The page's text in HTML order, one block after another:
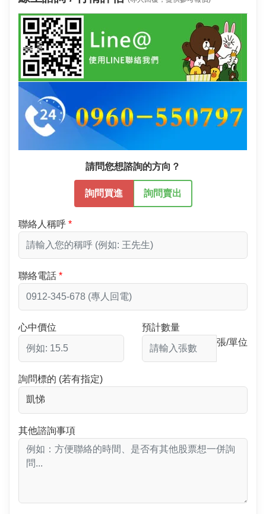
請問您想諮詢的方向？
詢問買進 詢問賣出
聯絡人稱呼
聯絡電話
心中價位
預計數量
張/單位
詢問標的 (若有指定)
其他諮詢事項